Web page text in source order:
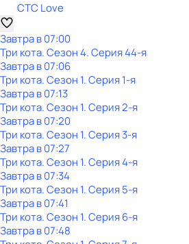
СТС Love
Завтра в 07:00
Три кота. Сезон 4. Серия 44-я
Завтра в 07:06
Три кота. Сезон 1. Серия 1-я
Завтра в 07:13
Три кота. Сезон 1. Серия 2-я
Завтра в 07:20
Три кота. Сезон 1. Серия 3-я
Завтра в 07:27
Три кота. Сезон 1. Серия 4-я
Завтра в 07:34
Три кота. Сезон 1. Серия 5-я
Завтра в 07:41
Три кота. Сезон 1. Серия 6-я
Завтра в 07:48